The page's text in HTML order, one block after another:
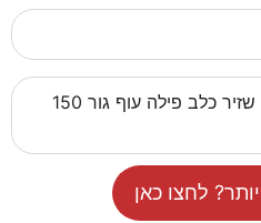
איך שומרים על הטריות של שזיר כלב פילה עוף גור 150
לחצו כאן